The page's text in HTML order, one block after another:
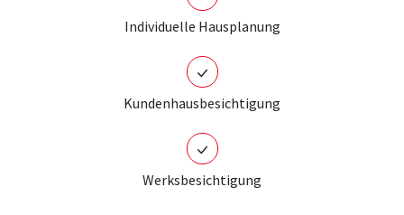
Individuelle Hausplanung
Kundenhausbesichtigung
Werksbesichtigung